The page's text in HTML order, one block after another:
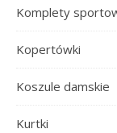
Komplety
Kopertówki
Koszule damskie
Kurtki